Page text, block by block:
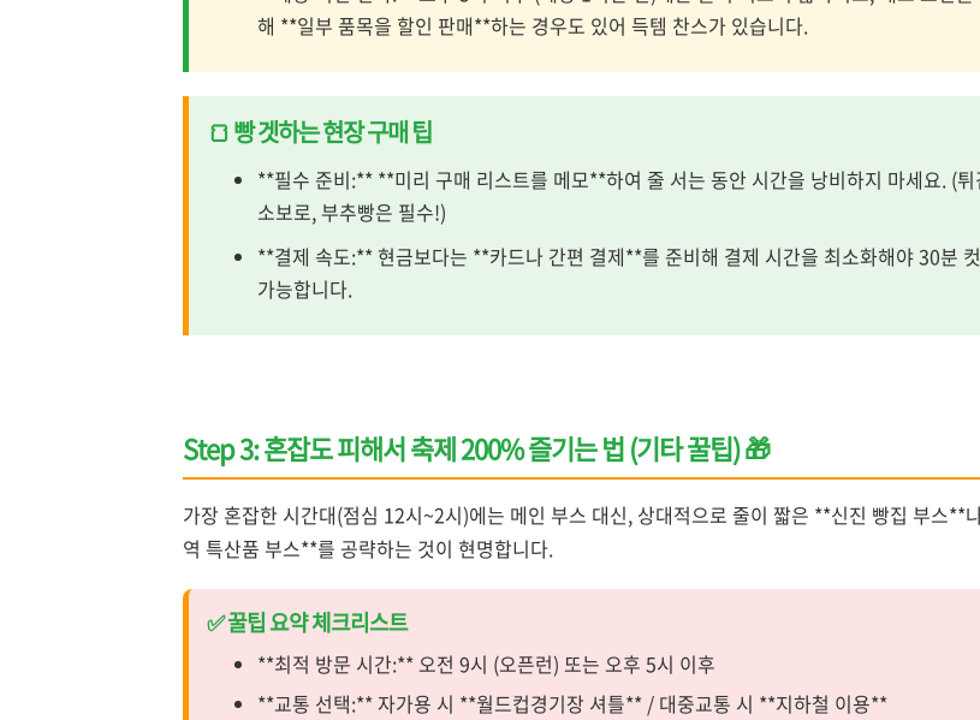
해 **일부 품목을 할인 판매**하는 경우도 있어 득템 찬스가 있습니다.
🍞 빵 겟하는 현장 구매 팁
**필수 준비:** **미리 구매 리스트를 메모**하여 줄 서는 동안 시간을 낭비하지 마세요. (튀
소보로, 부추빵은 필수!)
**결제 속도:** 현금보다는 **카드나 간편 결제**를 준비해 결제 시간을 최소화해야 30분
가능합니다.
Step 3: 혼잡도 피해서 축제 200% 즐기는 법 (기타 꿀팁) 🎁
가장 혼잡한 시간대(점심 12시~2시)에는 메인 부스 대신, 상대적으로 줄이 짧은 **신진 빵집 부스**
역 특산품 부스**를 공략하는 것이 현명합니다.
✅ 꿀팁 요약 체크리스트
**최적 방문 시간:** 오전 9시 (오픈런) 또는 오후 5시 이후
**교통 선택:** 자가용 시 **월드컵경기장 셔틀** / 대중교통 시 **지하철 이용**